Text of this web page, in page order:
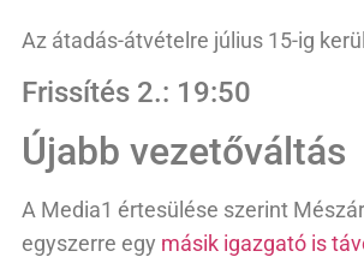
Az átadás-átvételre július 15-ig
Frissítés 2.: 19:50
Újabb vezetőváltás
A Media1 értesülése szerint
egyszerre egy másik igazgató is